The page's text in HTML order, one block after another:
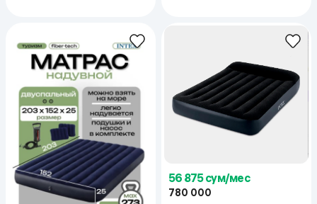
56 875 сум/мес
780 000